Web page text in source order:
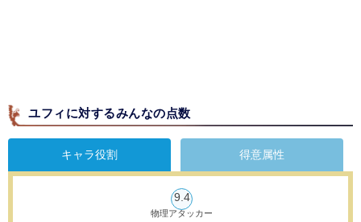
ユフィに対するみんなの点数
キャラ役割 得意属性
9.4
物理アタッカー